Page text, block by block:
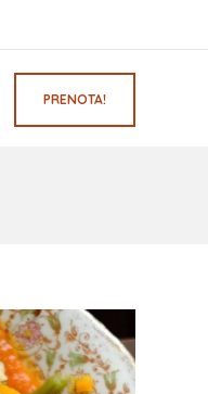
PRENOTA!